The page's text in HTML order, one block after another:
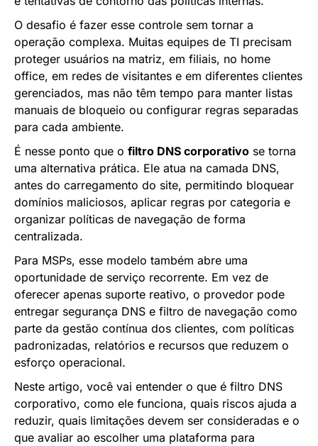
O desafio é fazer esse controle sem tornar a
operação complexa. Muitas equipes de TI precisam
proteger usuários na matriz, em filiais, no home
office, em redes de visitantes e em diferentes clientes
gerenciados, mas não têm tempo para manter listas
manuais de bloqueio ou configurar regras separadas
para cada ambiente.
É nesse ponto que o filtro DNS corporativo se torna
uma alternativa prática. Ele atua na camada DNS,
antes do carregamento do site, permitindo bloquear
domínios maliciosos, aplicar regras por categoria e
organizar políticas de navegação de forma
centralizada.
Para MSPs, esse modelo também abre uma
oportunidade de serviço recorrente. Em vez de
oferecer apenas suporte reativo, o provedor pode
entregar segurança DNS e filtro de navegação como
parte da gestão contínua dos clientes, com políticas
padronizadas, relatórios e recursos que reduzem o
esforço operacional.
Neste artigo, você vai entender o que é filtro DNS
corporativo, como ele funciona, quais riscos ajuda a
reduzir, quais limitações devem ser consideradas e o
que avaliar ao escolher uma plataforma para